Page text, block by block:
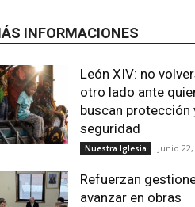
INFORMACIONES
León XIV: no
otro lado ante
buscan protección
seguridad
Nuestra Iglesia Junio
Refuerzan
avanzar en obras